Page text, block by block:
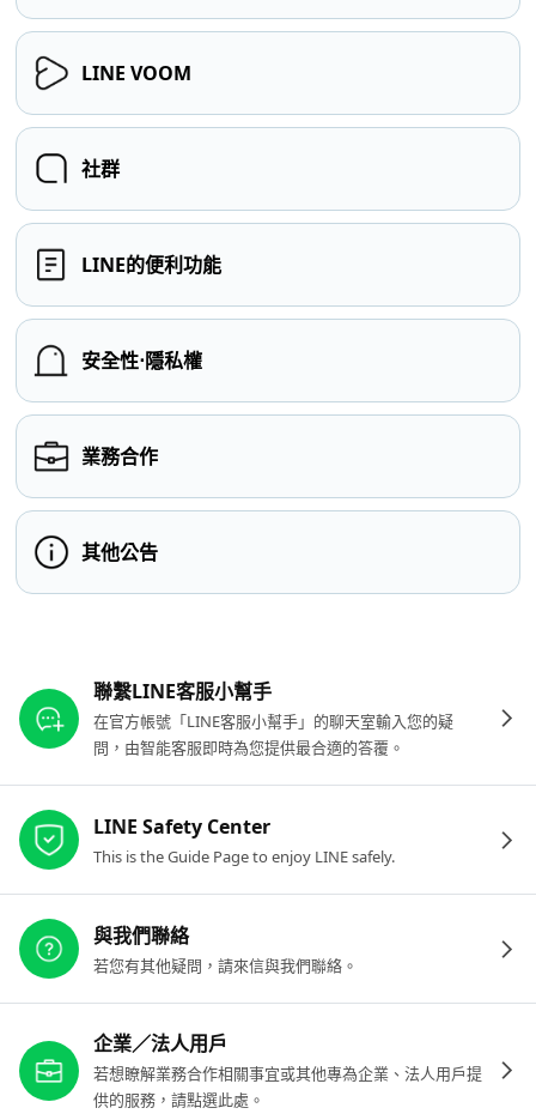
LINE VOOM
社群
LINE的便利功能
安全性⋅隱私權
業務合作
其他公告
聯繫LINE客服小幫手
在官方帳號「LINE客服小幫手」的聊天室輸入您的疑
問，由智能客服即時為您提供最合適的答覆。
LINE Safety Center
This is the Guide Page to enjoy LINE safely.
與我們聯絡
若您有其他疑問，請來信與我們聯絡。
企業／法人用戶
若想瞭解業務合作相關事宜或其他專為企業、法人用戶提
供的服務，請點選此處。